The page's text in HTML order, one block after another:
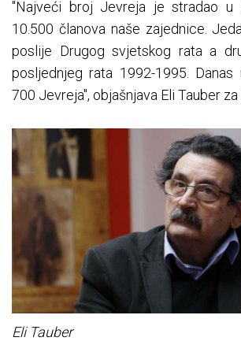
"Najveći broj Jevreja je stradao u
10.500 članova naše zajednice.
poslije Drugog svjetskog rata a
posljednjeg rata 1992-1995.
700 Jevreja", objašnjava Eli Tauber za
Eli Tauber